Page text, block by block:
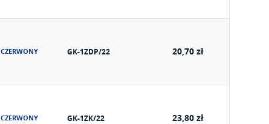
CZERWONY GK-1ZDP/22 20,70 zł
CZERWONY GK-1ZK/22 23,80 zł